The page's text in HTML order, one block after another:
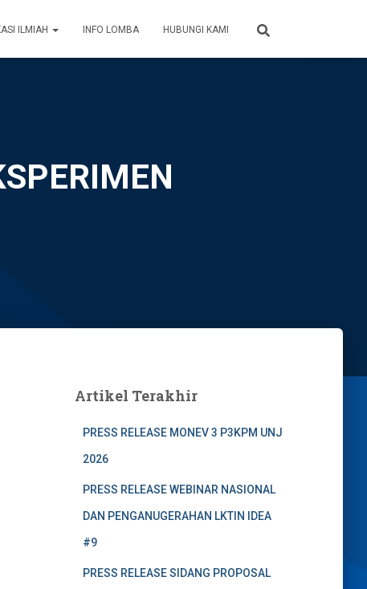
ILMIAH INFO LOMBA HUBUNGI KAMI
Artikel Terakhir
PRESS RELEASE MONEV 3 P3KPM UNJ
2026
PRESS RELEASE WEBINAR NASIONAL
DAN PENGANUGERAHAN LKTIN IDEA
#9
PRESS RELEASE SIDANG PROPOSAL